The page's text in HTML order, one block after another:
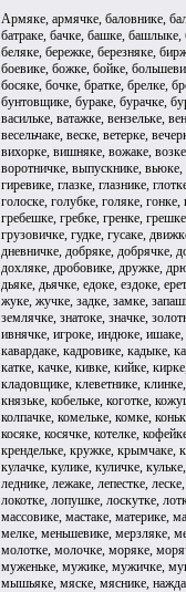
Армяке, армячке, баловнике,
батраке, бачке, башке,
беляке, бережке, березняке,
боевике, божке, бойке,
босяке, бочке, братке, брелке,
бунтовщике, бураке, бурачке,
васильке, ватажке, вензельке,
весельчаке, веске, ветерке,
вихорке, вишняке, вожаке,
воротничке, выпускнике,
гиревике, глазке, глазнике,
голоске, голубке, голяке,
гребешке, гребке, гренке,
грузовичке, гудке, гусаке,
дневничке, добряке, добрячке,
дохляке, дробовике, дружке,
дьяке, дьячке, едоке, ездоке,
жуке, жучке, задке, замке,
землячке, знатоке, значке,
ивнячке, игроке, индюке,
кавардаке, кадровике, кадыке,
катке, качке, кивке, кийке,
кладовщике, клеветнике,
князьке, кобельке, коготке,
колпачке, комельке, комке,
косяке, косячке, котелке,
крендельке, кружке, крымчаке,
кулачке, кулике, куличке,
леднике, лежаке, лепестке,
локотке, лопушке, лоскутке,
массовике, мастаке, материке,
мелке, меньшевике, мерзляке,
молотке, молочке, моряке,
муженьке, мужике, мужичке,
мышьяке, мяске, мяснике,